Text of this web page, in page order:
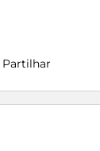
Partilhar